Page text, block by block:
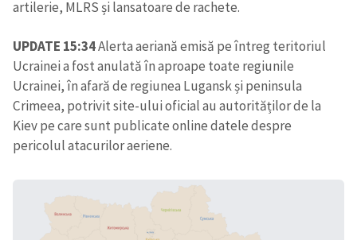
artilerie, MLRS și lansatoare de rachete.
UPDATE 15:34Alerta aeriană emisă pe întreg teritoriul
Ucrainei a fost anulată în aproape toate regiunile
Ucrainei, în afară de regiunea Lugansk și peninsula
Crimeea, potrivit site-ului oficial au autorităților de la
Kiev pe care sunt publicate online datele despre
pericolul atacurilor aeriene.